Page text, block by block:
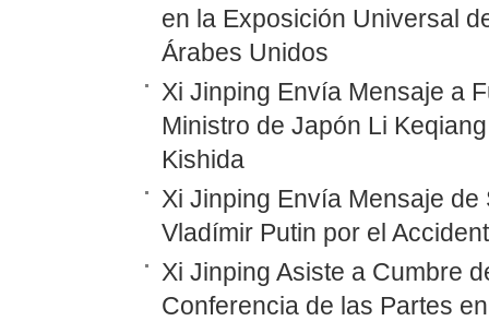
en la Exposición Universal
Árabes Unidos
Xi Jinping Envía Mensaje a
Ministro de Japón Li
Kishida
Xi Jinping Envía Mensaje
Vladímir Putin por el
Xi Jinping Asiste a Cumbre
Conferencia de las Partes